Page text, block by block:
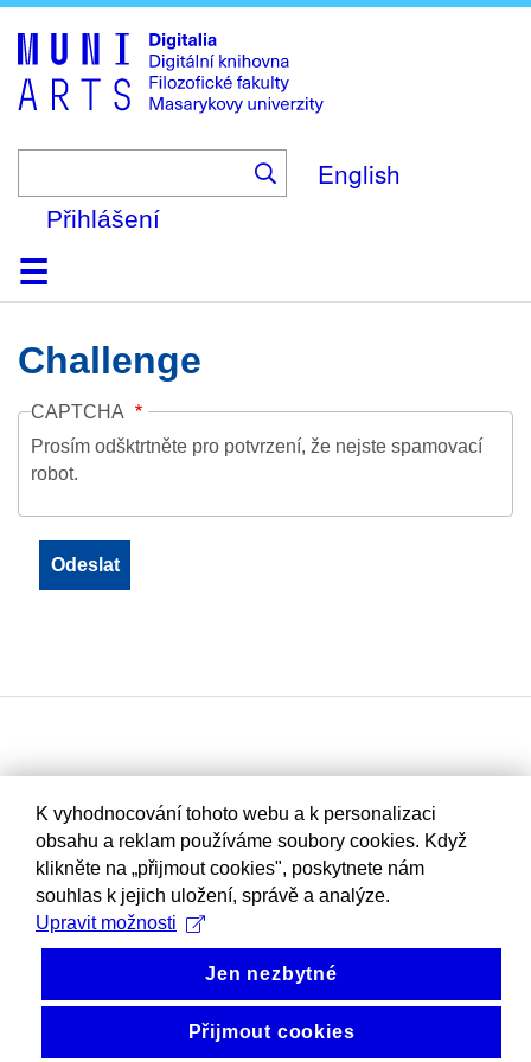
to
main
content
English
Přihlášení
DomůKolekce
Prohlížení
Vyhledávání
O platformě
Nápověda
KontaktDigitalia
Challenge
CAPTCHA
Prosím odšktrtněte pro potvrzení, že nejste spamovací
robot.
K vyhodnocování tohoto webu a k personalizaci
obsahu a reklam používáme soubory cookies. Když
klikněte na „přijmout cookies", poskytnete nám
souhlas k jejich uložení, správě a analýze.
Upravit možnosti
Jen nezbytné
Přijmout cookies